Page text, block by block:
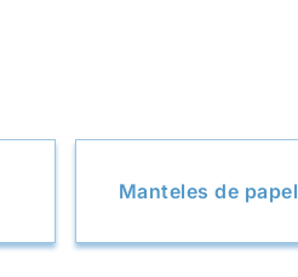
Manteles de papel